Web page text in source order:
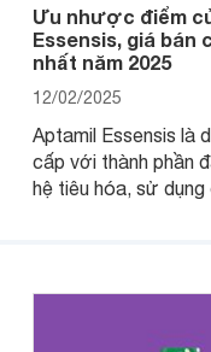
Ưu nhược điểm
Essensis, giá bán
nhất năm 2025
12/02/2025
Aptamil Essensis là
cấp với thành phần
hệ tiêu hóa, sử
cùng Websosanh.vn